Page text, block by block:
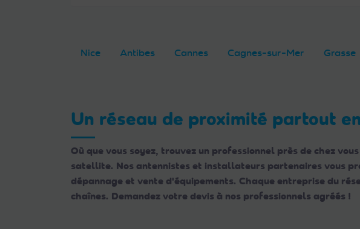
Nice Antibes Cannes Cagnes-sur-Mer Grasse
Un réseau de proximité partout
Où que vous soyez, trouvez un professionnel près de chez
satellite. Nos antennistes et installateurs partenaires vous
dépannage et vente d'équipements. Chaque entreprise du
chaînes. Demandez votre devis à nos professionnels agréés !